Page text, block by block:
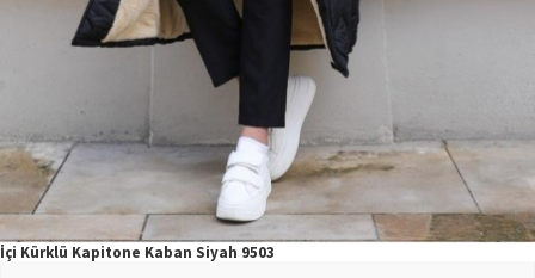
İçi Kürklü Kapitone Kaban Siyah 9503